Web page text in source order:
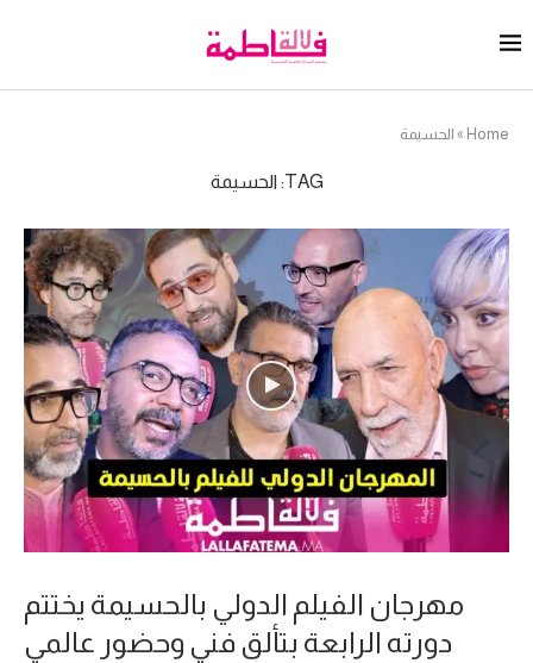
Home
» الحسيمة
TAG: الحسيمة
مهرجان الفيلم الدولي بالحسيمة يختتم
دورته الرابعة بتألق فني وحضور عالمي